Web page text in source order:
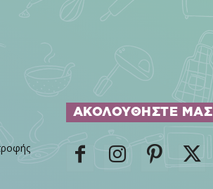
ΑΚΟΛΟΥΘΗΣΤΕ ΜΑΣ